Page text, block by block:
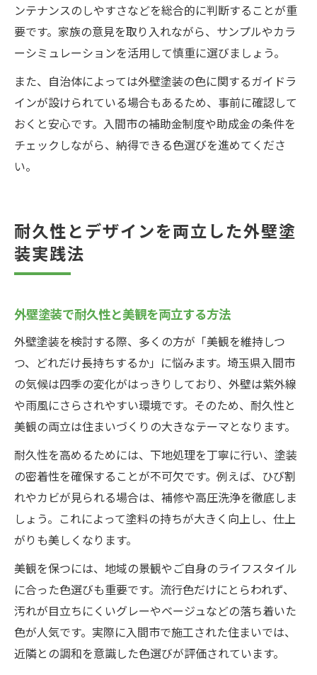
ンテナンスのしやすさなどを総合的に判断することが重
要です。家族の意見を取り入れながら、サンプルやカラ
ーシミュレーションを活用して慎重に選びましょう。
また、自治体によっては外壁塗装の色に関するガイドラ
インが設けられている場合もあるため、事前に確認して
おくと安心です。入間市の補助金制度や助成金の条件を
チェックしながら、納得できる色選びを進めてくださ
い。
耐久性とデザインを両立した外壁塗
装実践法
外壁塗装で耐久性と美観を両立する方法
外壁塗装を検討する際、多くの方が「美観を維持しつ
つ、どれだけ長持ちするか」に悩みます。埼玉県入間市
の気候は四季の変化がはっきりしており、外壁は紫外線
や雨風にさらされやすい環境です。そのため、耐久性と
美観の両立は住まいづくりの大きなテーマとなります。
耐久性を高めるためには、下地処理を丁寧に行い、塗装
の密着性を確保することが不可欠です。例えば、ひび割
れやカビが見られる場合は、補修や高圧洗浄を徹底しま
しょう。これによって塗料の持ちが大きく向上し、仕上
がりも美しくなります。
美観を保つには、地域の景観やご自身のライフスタイル
に合った色選びも重要です。流行色だけにとらわれず、
汚れが目立ちにくいグレーやベージュなどの落ち着いた
色が人気です。実際に入間市で施工された住まいでは、
近隣との調和を意識した色選びが評価されています。